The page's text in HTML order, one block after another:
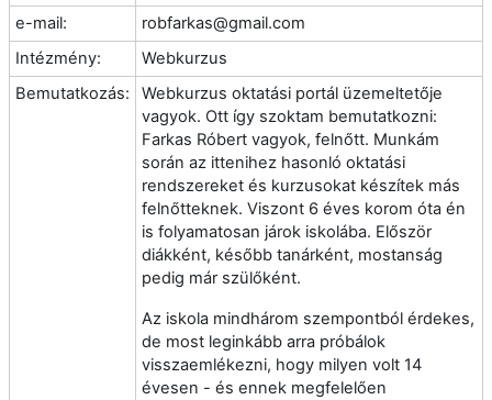
e-mail:
robfarkas@gmail.com
Intézmény:
Webkurzus
Bemutatkozás:
Webkurzus oktatási portál üzemeltetője
vagyok. Ott így szoktam bemutatkozni:
Farkas Róbert vagyok, felnőtt. Munkám
során az ittenihez hasonló oktatási
rendszereket és kurzusokat készítek más
felnőtteknek. Viszont 6 éves korom óta én
is folyamatosan járok iskolába. Először
diákként, később tanárként, mostanság
pedig már szülőként.
Az iskola mindhárom szempontból érdekes,
de most leginkább arra próbálok
visszaemlékezni, hogy milyen volt 14
évesen - és ennek megfelelően